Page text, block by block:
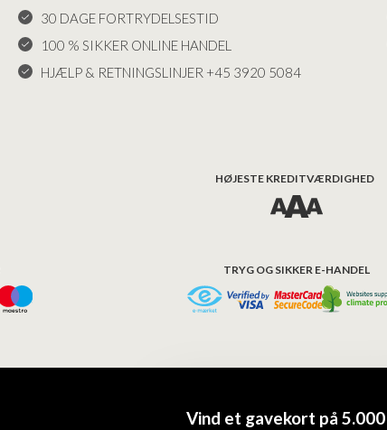
30 DAGE FORTRYDELSESTID
100 % SIKKER ONLINE HANDEL
HJÆLP & RETNINGSLINJER +45 3920 5084
HØJESTE KREDITVÆRDIGHED
TRYG OG SIKKER E-HANDEL
Vind et gavekort på 5.000